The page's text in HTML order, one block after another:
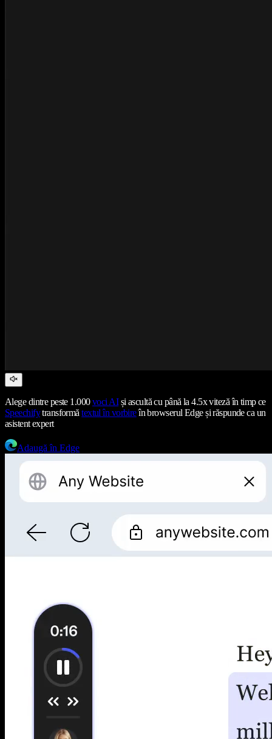
Alege dintre peste 1.000voci AIși ascultă cu până la 4.5x viteză în timp ce
Speechifytransformătextul în vorbireîn browserul Edge și răspunde ca un
asistent expert
Adaugă în Edge